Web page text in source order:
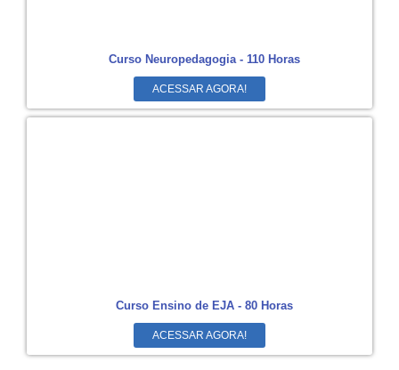
Curso Neuropedagogia - 110 Horas
ACESSAR AGORA!
Curso Ensino de EJA - 80 Horas
ACESSAR AGORA!